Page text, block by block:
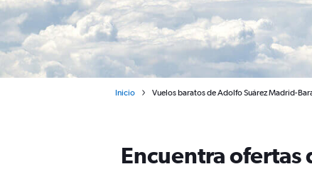
Inicio Vuelos baratos de Adolfo Suárez Madrid-
Encuentra ofertas